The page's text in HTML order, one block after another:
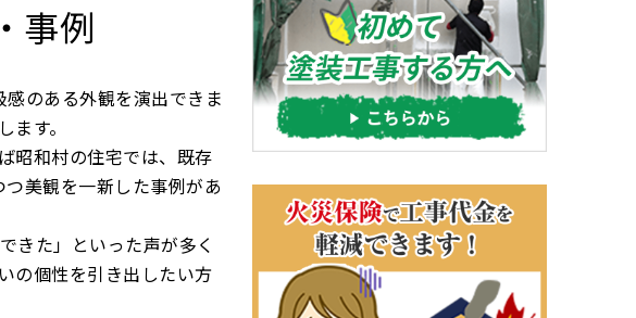
事例
のある外観を演出できま
す。
昭和村の住宅では、既存
美観を一新した事例があ
きた」といった声が多く
の個性を引き出したい方